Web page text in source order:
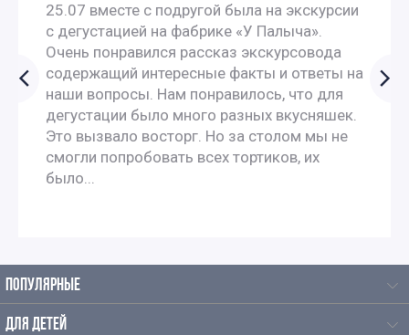
25.07 вместе с подругой была на экскурсии
с дегустацией на фабрике «У Палыча».
Очень понравился рассказ экскурсовода
содержащий интересные факты и ответы на
наши вопросы. Нам понравилось, что для
дегустации было много разных вкусняшек.
Это вызвало восторг. Но за столом мы не
смогли попробовать всех тортиков, их
было...
ПОПУЛЯРНЫЕ
ДЛЯ ДЕТЕЙ